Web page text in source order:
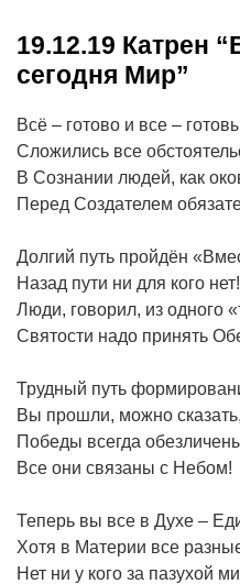
19.12.19 Катрен
сегодня Мир”
Всё – готово и все –
Сложились все
В Сознании людей, как
Перед Создателем
Долгий путь пройдён
Назад пути ни для кого нет!
Люди, говорил, из одного
Святости надо принять
Трудный путь
Вы прошли, можно
Победы всегда
Все они связаны с Небом!
Теперь вы все в Духе –
Хотя в Материи все
Нет ни у кого за пазухой